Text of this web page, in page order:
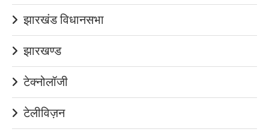
झारखंड विधानसभा
झारखण्ड
टेक्नोलॉजी
टेलीविज़न